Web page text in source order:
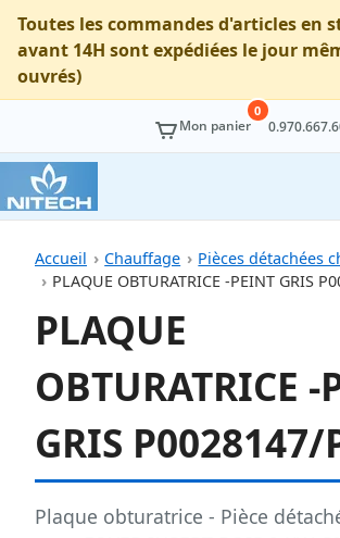
Toutes les commandes d'articles en
avant 14H sont expédiées le jour
ouvrés)
Mon panier
0
Accueil Chauffage
Pièces détachées
PLAQUE OBTURATRICE -PEINT GRIS
PLAQUE
OBTURATRICE -
GRIS P0028147/
Plaque obturatrice - Pièce